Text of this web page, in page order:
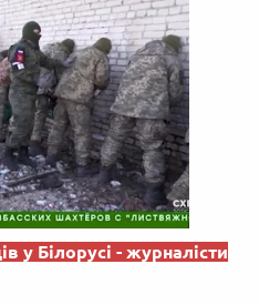
у Білорусі - журналісти